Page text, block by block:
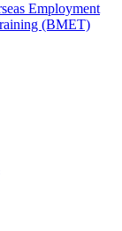
Employment
(BMET)